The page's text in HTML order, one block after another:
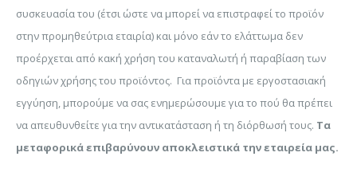
συσκευασία του (έτσι ώστε να μπορεί να επιστραφεί το προϊόν
στην προμηθεύτρια εταιρία) και μόνο εάν το ελάττωμα δεν
προέρχεται από κακή χρήση του καταναλωτή ή παραβίαση των
οδηγιών χρήσης του προϊόντος. Για προϊόντα με εργοστασιακή
εγγύηση, μπορούμε να σας ενημερώσουμε για το πού θα πρέπει
να απευθυνθείτε για την αντικατάσταση ή τη διόρθωσή τους. Τα
μεταφορικά επιβαρύνουν αποκλειστικά την εταιρεία μας.